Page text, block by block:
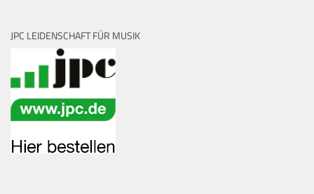
JPC LEIDENSCHAFT FÜR MUSIK